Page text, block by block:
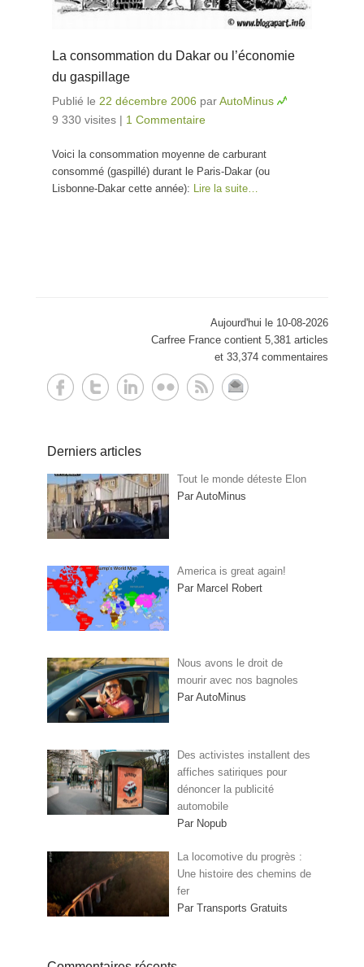
La consommation du Dakar ou l’économie
du gaspillage
Publié le 22 décembre 2006 parAutoMinus
9 330 visites | 1 Commentaire
Voici la consommation moyenne de carburant
consommé (gaspillé) durant le Paris-Dakar (ou
Lisbonne-Dakar cette année): Lire la suite…
Aujourd'hui le 10-08-2026
Carfree France contient 5,381 articles
et 33,374 commentaires
Derniers articles
Tout le monde déteste Elon
Par AutoMinus
America is great again!
Par Marcel Robert
Nous avons le droit de
mourir avec nos bagnoles
Par AutoMinus
Des activistes installent des
affiches satiriques pour
dénoncer la publicité
automobile
Par Nopub
La locomotive du progrès :
Une histoire des chemins de
fer
Par Transports Gratuits